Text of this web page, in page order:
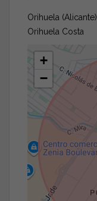
Orihuela (Alicante)
Orihuela Costa
+
−